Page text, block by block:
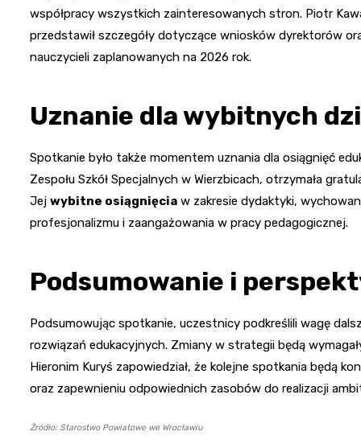
współpracy wszystkich zainteresowanych stron. Piotr
przedstawił szczegóły dotyczące wniosków dyrektorów
nauczycieli zaplanowanych na 2026 rok.
Uznanie dla wybitnych
Spotkanie było także momentem uznania dla osiągnięć
Zespołu Szkół Specjalnych w Wierzbicach, otrzymała
Jej wybitne osiągnięcia w zakresie dydaktyki,
profesjonalizmu i zaangażowania w pracy pedagogicznej.
Podsumowanie i
Podsumowując spotkanie, uczestnicy podkreślili wagę
rozwiązań edukacyjnych. Zmiany w strategii będą
Hieronim Kuryś zapowiedział, że kolejne spotkania będą
oraz zapewnieniu odpowiednich zasobów do realizacji
Źródło: Starostwo Powiatowe we Wrocławiu